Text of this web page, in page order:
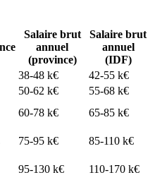
Salaire brut
annuel
(province)
Salaire brut
annuel
(IDF)
38-48 k€
42-55 k€
50-62 k€
55-68 k€
60-78 k€
65-85 k€
75-95 k€
85-110 k€
95-130 k€ 110-170 k€